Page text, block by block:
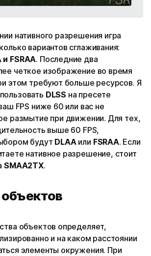
нативного разрешения игра
вариантов сглаживания:
FSRAA. Последние два
четкое изображение во время
этом требуют больше ресурсов. Я
DLSS на пресете
FPS ниже 60 или вас не
размытие при движении. Для тех,
выше 60 FPS,
будут DLAA или FSRAA. Если
нативное разрешение, стоит
SMAA2TX.
объектов определяет,
и на каком расстоянии
элементы окружения. При